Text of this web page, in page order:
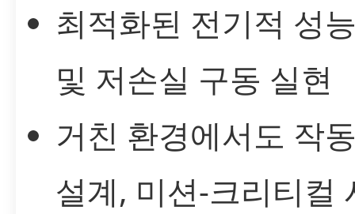
최적화된 전기적 성
및 저손실 구동 실현
거친 환경에서도 작
설계, 미션-크리티컬